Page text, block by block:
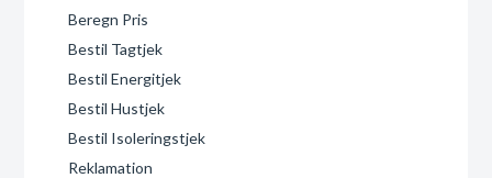
Beregn Pris
Bestil Tagtjek
Bestil Energitjek
Bestil Hustjek
Bestil Isoleringstjek
Reklamation